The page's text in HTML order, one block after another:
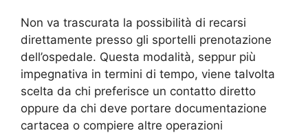
Non va trascurata la possibilità di recarsi
direttamente presso gli sportelli prenotazione
dell’ospedale. Questa modalità, seppur più
impegnativa in termini di tempo, viene talvolta
scelta da chi preferisce un contatto diretto
oppure da chi deve portare documentazione
cartacea o compiere altre operazioni